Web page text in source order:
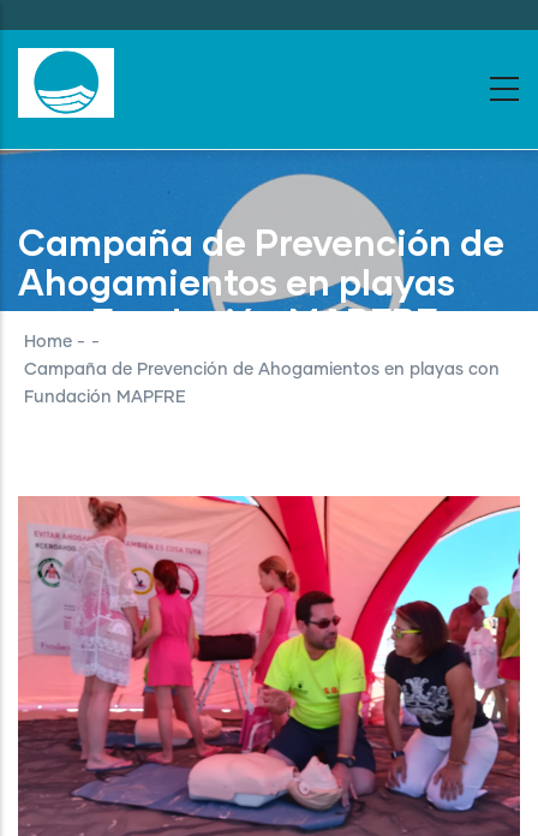
to
main
content
Campaña de Prevención de
Ahogamientos en playas
con Fundación MAPFRE
Home - -
Campaña de Prevención de Ahogamientos en playas con
Fundación MAPFRE